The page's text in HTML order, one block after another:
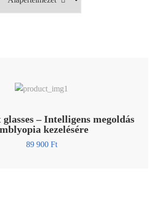
– Intelligens megoldás
kezelésére
89 900 Ft